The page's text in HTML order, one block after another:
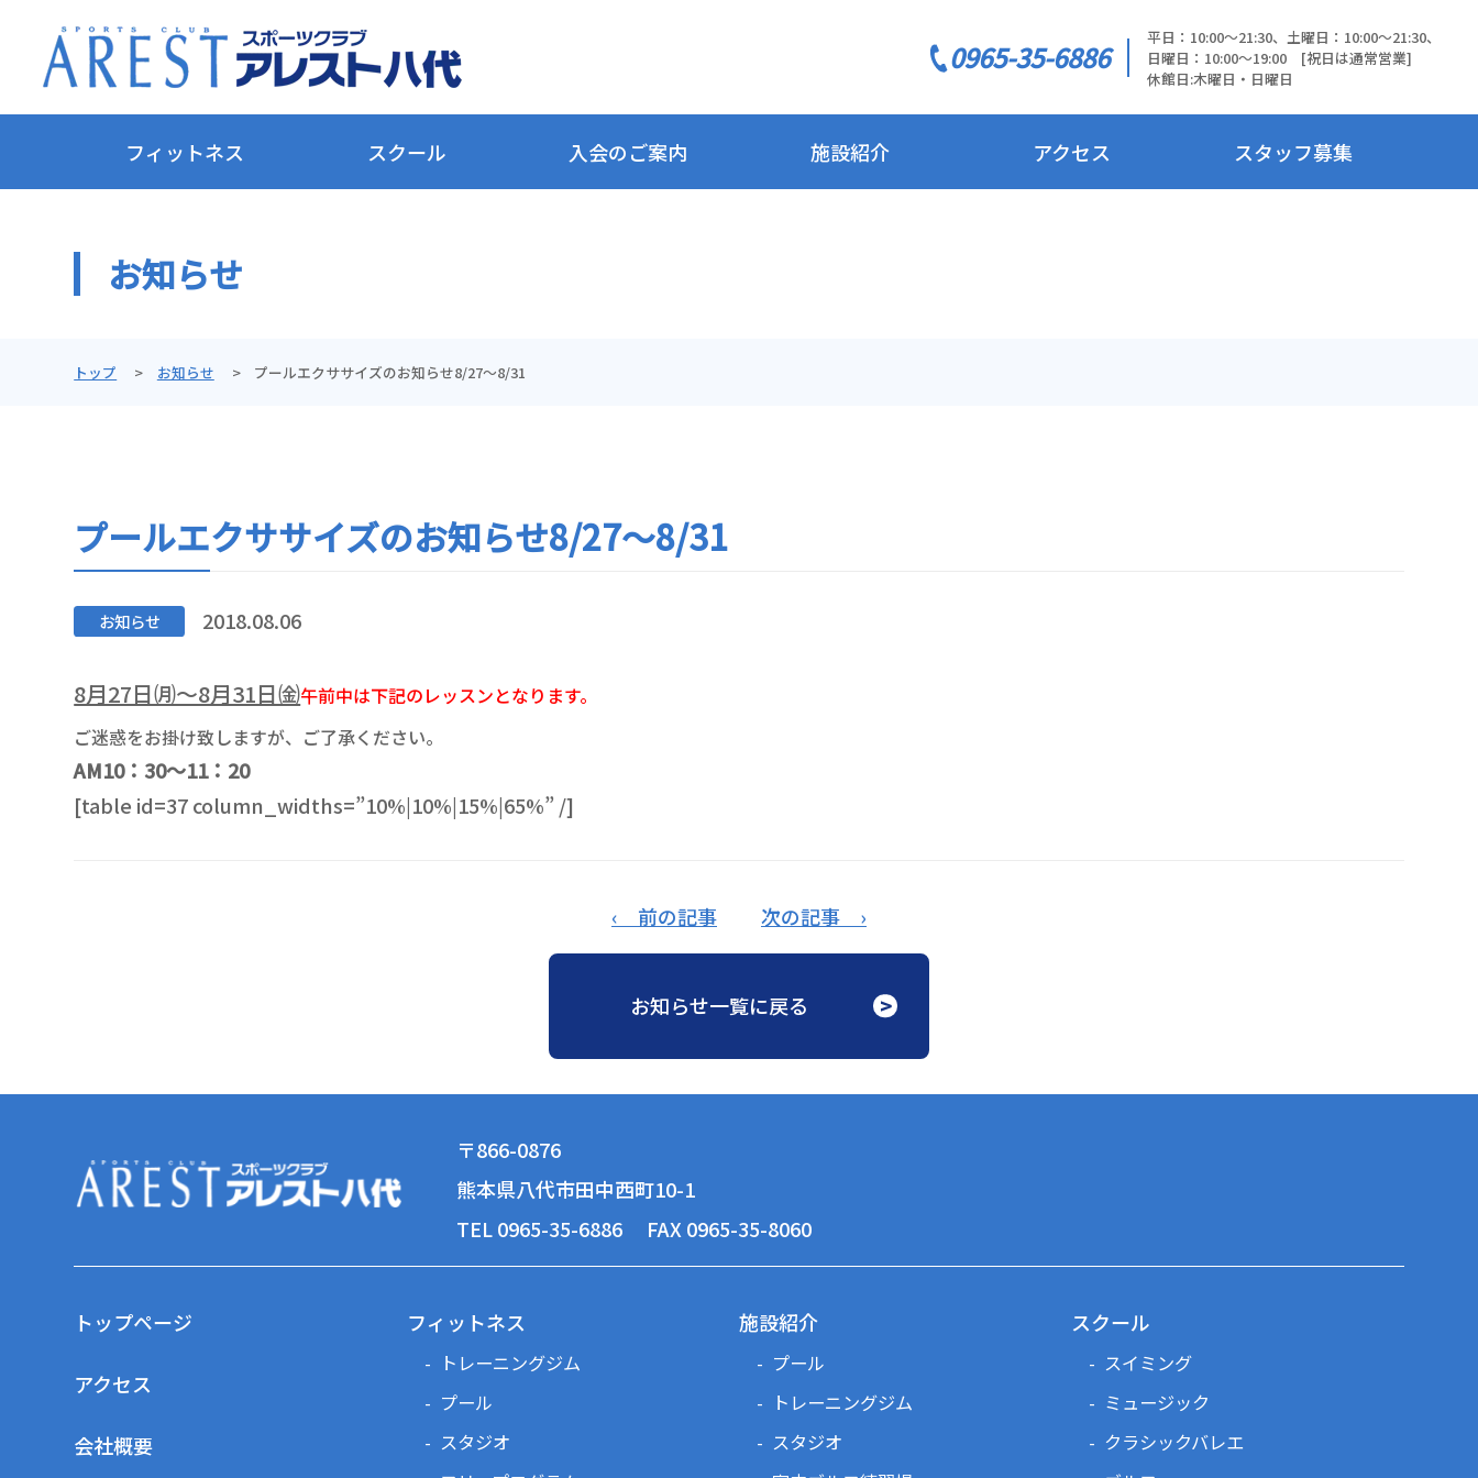
0965-35-6886
平日：10:00～21:30、土曜日：10:00～21:30、
日曜日：10:00～19:00 [祝日は通常営業]
休館日:木曜日・日曜日
フィットネス スクール 入会のご案内 施設紹介 アクセス スタッフ募集
お知らせ
トップ お知らせ プールエクササイズのお知らせ8/27～8/31
プールエクササイズのお知らせ8/27～8/31
お知らせ 2018.08.06
8月27日㈪～8月31日㈮午前中は下記のレッスンとなります。
ご迷惑をお掛け致しますが、ご了承ください。
AM10：30～11：20
[table id=37 column_widths=”10%|10%|15%|65%” /]
‹ 前の記事 次の記事 ›
お知らせ一覧に戻る
〒866-0876
熊本県八代市田中西町10-1
TEL 0965-35-6886
FAX 0965-35-8060
トップページ フィットネス
トレーニングジム
プール
スタジオ
スクール
スイミング
ミュージック
クラシックバレエ
施設紹介
プール
トレーニングジム
スタジオ
アクセス
会社概要